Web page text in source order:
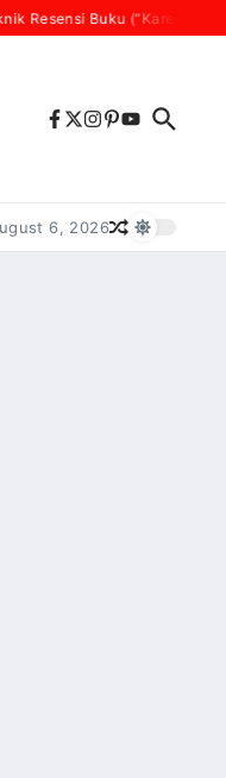
Buku (“Karena Setiap Buku
6, 2026